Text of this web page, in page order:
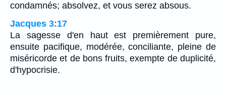
condamnés; absolvez, et vous serez absous.
Jacques 3:17
La sagesse d'en haut est premièrement pure,
ensuite pacifique, modérée, conciliante, pleine de
miséricorde et de bons fruits, exempte de duplicité,
d'hypocrisie.